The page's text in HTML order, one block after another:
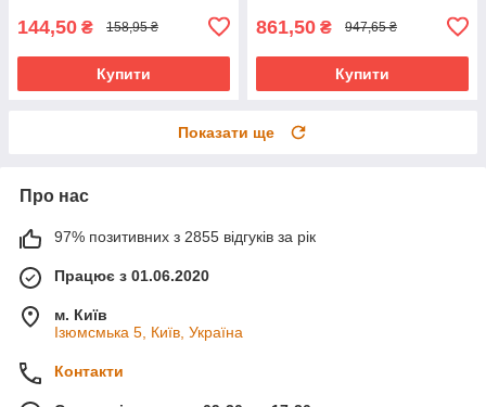
144,50 ₴ 158,95 ₴
Купити
861,50 ₴ 947,65 ₴
Купити
Показати ще
Про нас
97% позитивних з 2855 відгуків за рік
Працює з 01.06.2020
м. Київ
Ізюмсмька 5, Київ, Україна
Контакти